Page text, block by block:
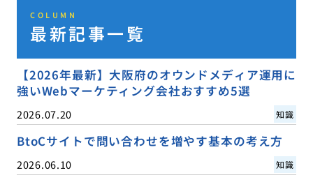
COLUMN
最新記事一覧
【2026年最新】大阪府のオウンドメディア運用に
強いWebマーケティング会社おすすめ5選
2026.07.20 知識
BtoCサイトで問い合わせを増やす基本の考え方
2026.06.10 知識